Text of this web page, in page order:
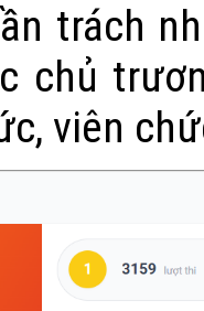
trách
chủ
viên